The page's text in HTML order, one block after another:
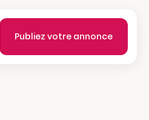
Publiez votre annonce